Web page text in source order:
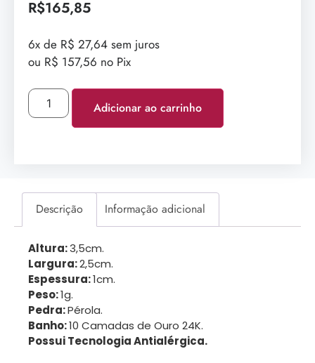
R$165,85
6x de R$ 27,64 sem juros
ou R$ 157,56 no Pix
Adicionar ao carrinho
Descrição Informação adicional
Altura:3,5cm.
Largura:2,5cm.
Espessura:1cm.
Peso:1g.
Pedra:Pérola.
Banho:10 Camadas de Ouro 24K.
Possui Tecnologia Antialérgica.